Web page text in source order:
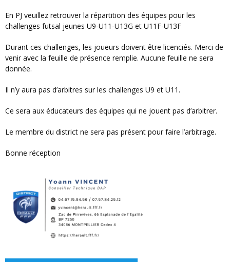
En PJ veuillez retrouver la répartition des équipes pour les
challenges futsal jeunes U9-U11-U13G et U11F-U13F
Durant ces challenges, les joueurs doivent être licenciés. Merci de
venir avec la feuille de présence remplie. Aucune feuille ne sera
donnée.
Il n’y aura pas d’arbitres sur les challenges U9 et U11.
Ce sera aux éducateurs des équipes qui ne jouent pas d’arbitrer.
Le membre du district ne sera pas présent pour faire l’arbitrage.
Bonne réception